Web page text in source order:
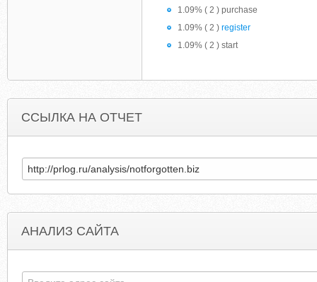
1.09% ( 2 ) purchase
1.09% ( 2 ) register
1.09% ( 2 ) start
ССЫЛКА НА ОТЧЕТ
АНАЛИЗ САЙТА